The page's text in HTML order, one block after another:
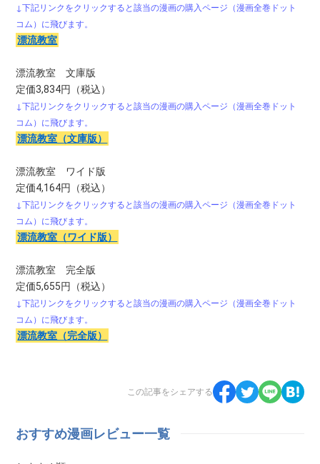
↓下記リンクをクリックすると該当の漫画の購入ページ（漫画全巻ドット
コム）に飛びます。
漂流教室
漂流教室 文庫版
定価3,834円（税込）
↓下記リンクをクリックすると該当の漫画の購入ページ（漫画全巻ドット
コム）に飛びます。
漂流教室（文庫版）
漂流教室 ワイド版
定価4,164円（税込）
↓下記リンクをクリックすると該当の漫画の購入ページ（漫画全巻ドット
コム）に飛びます。
漂流教室（ワイド版）
漂流教室 完全版
定価5,655円（税込）
↓下記リンクをクリックすると該当の漫画の購入ページ（漫画全巻ドット
コム）に飛びます。
漂流教室（完全版）
この記事をシェアする
おすすめ漫画レビュー一覧